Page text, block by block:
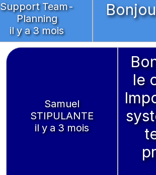
Support Team-
Planning
il y a 3 mois
Samuel
STIPULANTE
il y a 3 mois
le